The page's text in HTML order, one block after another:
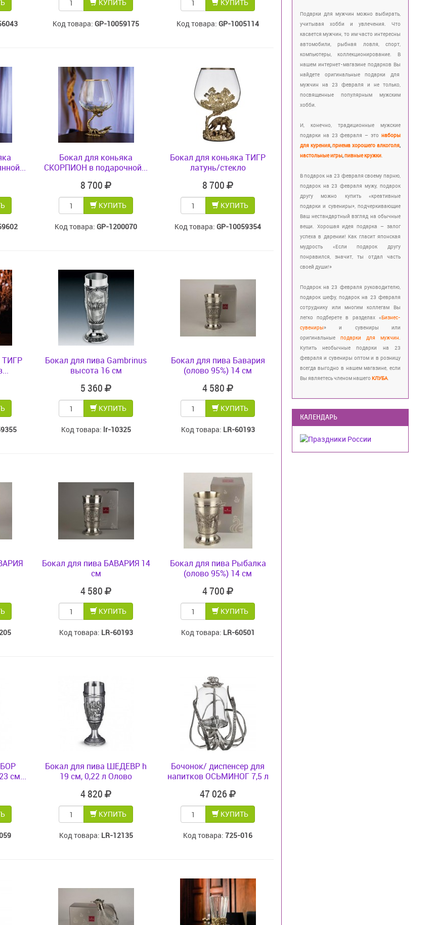
КУПИТЬ
Код товара:GP-10059175
КУПИТЬ
Код товара:GP-1005114
Бокал для коньяка
СКОРПИОН в подарочной...
8 700
КУПИТЬ
Код товара:GP-1200070
Бокал для коньяка ТИГР
латунь/стекло
8 700
КУПИТЬ
Код товара:GP-10059354
ТИГР
Бокал для пива Gambrinus
высота 16 см
5 360
КУПИТЬ
Код товара: lr-10325
Бокал для пива Бавария
(олово 95%) 14 см
4 580
КУПИТЬ
Код товара: LR-60193
Бокал для пива БАВАРИЯ 14
см
4 580
КУПИТЬ
Код товара: LR-60193
Бокал для пива Рыбалка
(олово 95%) 14 см
4 700
КУПИТЬ
Код товара: LR-60501
см...
Бокал для пива ШЕДЕВР h
19 см, 0,22 л Олово
4 820
КУПИТЬ
Код товара: LR-12135
Бочонок/ диспенсер для
напитков ОСЬМИНОГ 7,5 л
47 026
КУПИТЬ
Код товара:725-016
Подарки для мужчин можно выбирать,
учитывая хобби и увлечения. Что
касается мужчин, то им часто интересны
автомобили, рыбная ловля, спорт,
компьютеры, коллекционирование. В
нашем интернет-магазине подарков Вы
найдете оригинальные подарки для
мужчин на 23 февраля и не только,
посвященные популярным мужским
хобби.
И, конечно, традиционные мужские
подарки на 23 февраля – это наборы
для курения,приема хорошего алкоголя,
настольные игры,пивные кружки.
В подарок на 23 февраля своему парню,
подарок на 23 февраля мужу, подарок
другу можно купить «креативные
подарки и сувениры», подчеркивающие
Ваш нестандартный взгляд на обычные
вещи. Хорошая идея подарка – залог
успеха в дарении! Как гласит японская
мудрость «Если подарок другу
понравился, значит, ты отдал часть
своей души!»
Подарок на 23 февраля руководителю,
подарок шефу, подарок на 23 февраля
сотруднику или многим коллегам Вы
легко подберете в разделах «Бизнес-
сувениры» и сувениры или
оригинальные подарки для мужчин.
Купить необычные подарки на 23
февраля и сувениры оптом и в розницу
всегда выгодно в нашем магазине, если
Вы являетесь членом нашего КЛУБА.
КАЛЕНДАРЬ